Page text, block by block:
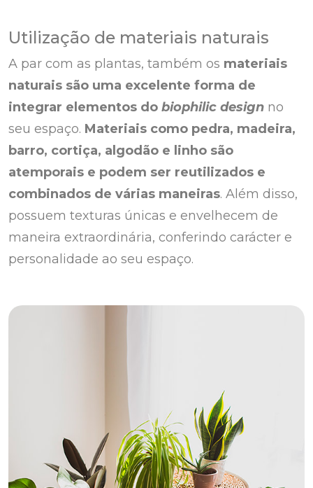
Utilização de materiais naturais
A par com as plantas, também os materiais
naturais são uma excelente forma de
integrar elementos do biophilic design no
seu espaço. Materiais como pedra, madeira,
barro, cortiça, algodão e linho são
atemporais e podem ser reutilizados e
combinados de várias maneiras. Além disso,
possuem texturas únicas e envelhecem de
maneira extraordinária, conferindo carácter e
personalidade ao seu espaço.